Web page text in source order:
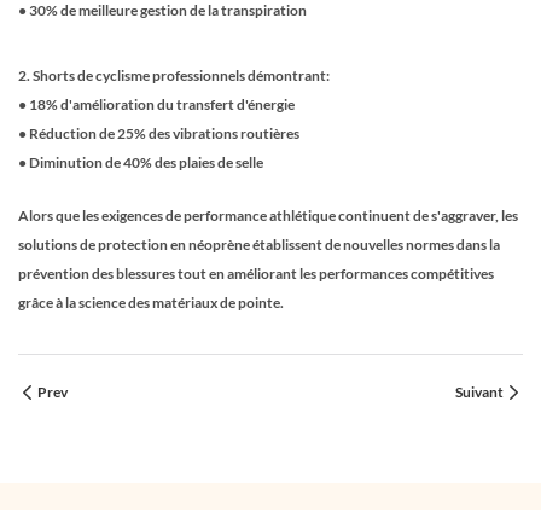
●30% de meilleure gestion de la transpiration
2. Shorts de cyclisme professionnels démontrant:
● 18% d'amélioration du transfert d'énergie
● Réduction de 25% des vibrations routières
● Diminution de 40% des plaies de selle
Alors que les exigences de performance athlétique continuent de s'aggraver, les
solutions de protection en néoprène établissent de nouvelles normes dans la
prévention des blessures tout en améliorant les performances compétitives
grâce à la science des matériaux de pointe.
Prev Suivant